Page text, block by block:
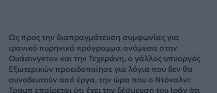
Ως προς την διαπραγμάτευση συμφωνίας για
ιρανικό πυρηνικό πρόγραμμα ανάμεσα στην
Ουάσινγκτον και την Τεχεράνη, ο γάλλος υπυοργός
Εξωτερικών προειδοποίησε για λόγια που δεν θα
συνοδευτούν από έργα, την ώρα που ο Ντόναλντ
Τραμπ επαίρεται ότι έχει την δέσμευση του Ιράν ότι